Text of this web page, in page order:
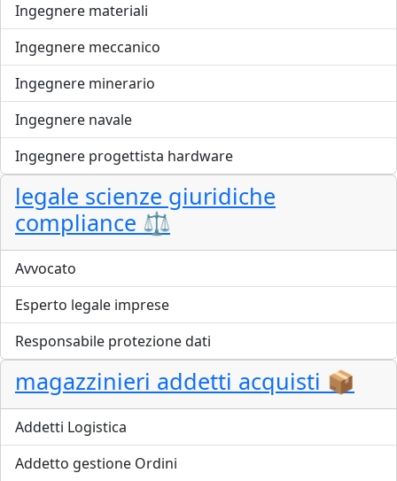
Ingegnere materiali
Ingegnere meccanico
Ingegnere minerario
Ingegnere navale
Ingegnere progettista hardware
legale scienze giuridiche
compliance ⚖️
Avvocato
Esperto legale imprese
Responsabile protezione dati
magazzinieri addetti acquisti 📦
Addetti Logistica
Addetto gestione Ordini